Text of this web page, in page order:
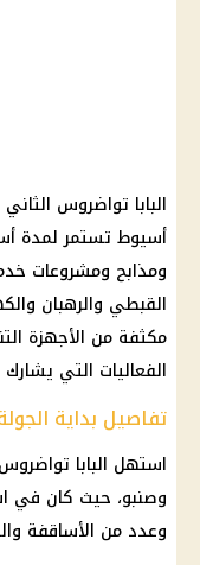
البابا تواضروس الثاني
أسيوط تستمر لمدة
ومذابح ومشروعات
القبطي والرهبان
مكثفة من الأجهزة
الفعاليات التي
تفاصيل بداية
استهل البابا
وصنبو، حيث كان في
وعدد من الأساقفة